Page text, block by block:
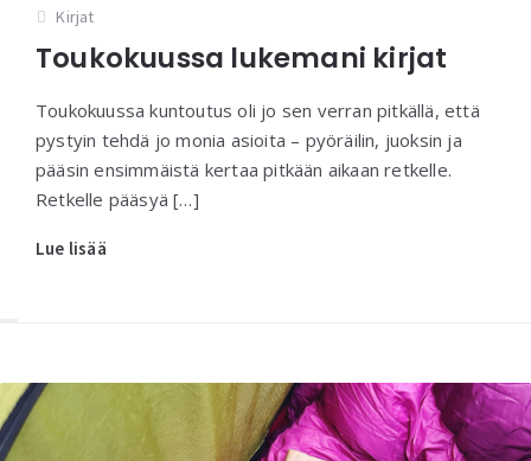
Kirjat
Toukokuussa lukemani kirjat
Toukokuussa kuntoutus oli jo sen verran pitkällä, että
pystyin tehdä jo monia asioita – pyöräilin, juoksin ja
pääsin ensimmäistä kertaa pitkään aikaan retkelle.
Retkelle pääsyä […]
Lue lisää